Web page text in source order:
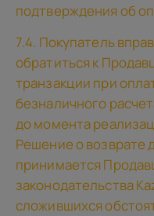
подтверждения об
7.4. Покупатель
обратиться к
транзакции при
безналичного
до момента
Решение о возврате
принимается
законодательства
сложившихся